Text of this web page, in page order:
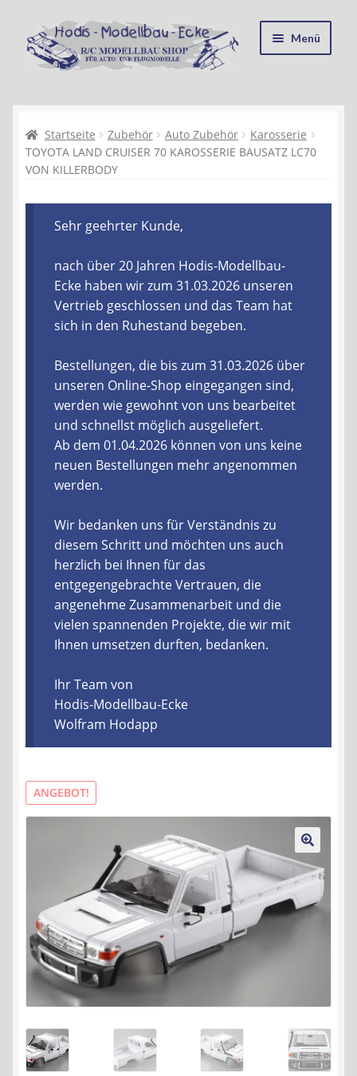
Zur
Navigation
springen
Zum
Inhalt
springen
Menü
Kasse
Mein Konto
Recycling, Entsorgung und Umwelt
Shop
Warenkorb
Liefer- und Versandkosten
Zahlungsarten
Lieferzeit & Verfügbarkeit
Gutschein
Batterien- und Akku Verordnung
Elektro- und Elektronikgeräte Verordnung
Öle- und Schmierstoff Verordnung
Vereine & Foren
Kontakt
Widerrufsbelehrung
Datenschutzerklärung
Impressum
Startseite Zubehör Auto Zubehör
Karosserie
TOYOTA LAND CRUISER 70 KAROSSERIE BAUSATZ LC70
VON KILLERBODY
Sehr geehrter Kunde,
nach über 20 Jahren Hodis-Modellbau-
Ecke haben wir zum 31.03.2026 unseren
Vertrieb geschlossen und das Team hat
sich in den Ruhestand begeben.
Bestellungen, die bis zum 31.03.2026 über
unseren Online-Shop eingegangen sind,
werden wie gewohnt von uns bearbeitet
und schnellst möglich ausgeliefert.
Ab dem 01.04.2026 können von uns keine
neuen Bestellungen mehr angenommen
werden.
Wir bedanken uns für Verständnis zu
diesem Schritt und möchten uns auch
herzlich bei Ihnen für das
entgegengebrachte Vertrauen, die
angenehme Zusammenarbeit und die
vielen spannenden Projekte, die wir mit
Ihnen umsetzen durften, bedanken.
Ihr Team von
Hodis-Modellbau-Ecke
Wolfram Hodapp
ANGEBOT!
🔍